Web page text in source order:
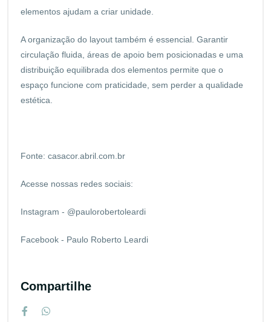
elementos ajudam a criar unidade.
A organização do layout também é essencial. Garantir
circulação fluida, áreas de apoio bem posicionadas e uma
distribuição equilibrada dos elementos permite que o
espaço funcione com praticidade, sem perder a qualidade
estética.
Fonte: casacor.abril.com.br
Acesse nossas redes sociais:
Instagram - @paulorobertoleardi
Facebook - Paulo Roberto Leardi
Compartilhe